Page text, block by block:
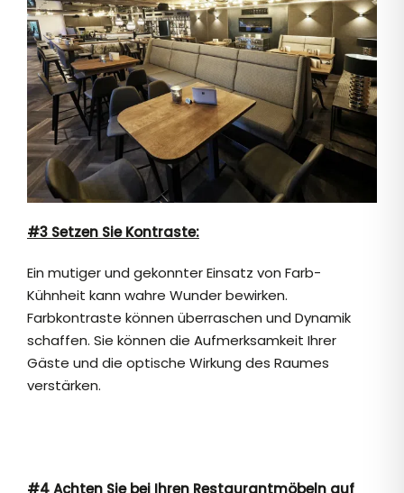
#3 Setzen Sie Kontraste:
Ein mutiger und gekonnter Einsatz von Farb-
Kühnheit kann wahre Wunder bewirken.
Farbkontraste können überraschen und Dynamik
schaffen. Sie können die Aufmerksamkeit Ihrer
Gäste und die optische Wirkung des Raumes
verstärken.